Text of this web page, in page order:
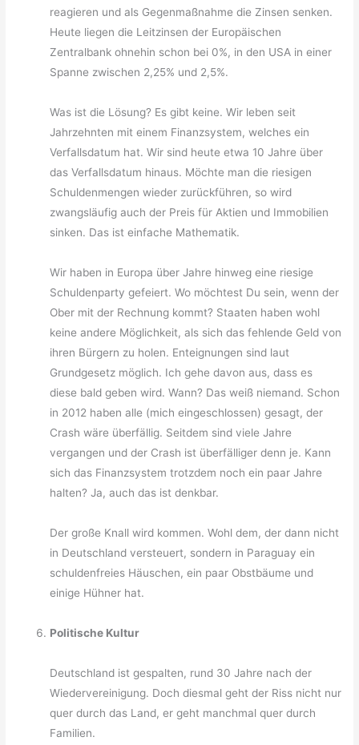
reagieren und als Gegenmaßnahme die Zinsen senken.
Heute liegen die Leitzinsen der Europäischen
Zentralbank ohnehin schon bei 0%, in den USA in einer
Spanne zwischen 2,25% und 2,5%.
Was ist die Lösung? Es gibt keine. Wir leben seit
Jahrzehnten mit einem Finanzsystem, welches ein
Verfallsdatum hat. Wir sind heute etwa 10 Jahre über
das Verfallsdatum hinaus. Möchte man die riesigen
Schuldenmengen wieder zurückführen, so wird
zwangsläufig auch der Preis für Aktien und Immobilien
sinken. Das ist einfache Mathematik.
Wir haben in Europa über Jahre hinweg eine riesige
Schuldenparty gefeiert. Wo möchtest Du sein, wenn der
Ober mit der Rechnung kommt? Staaten haben wohl
keine andere Möglichkeit, als sich das fehlende Geld von
ihren Bürgern zu holen. Enteignungen sind laut
Grundgesetz möglich. Ich gehe davon aus, dass es
diese bald geben wird. Wann? Das weiß niemand. Schon
in 2012 haben alle (mich eingeschlossen) gesagt, der
Crash wäre überfällig. Seitdem sind viele Jahre
vergangen und der Crash ist überfälliger denn je. Kann
sich das Finanzsystem trotzdem noch ein paar Jahre
halten? Ja, auch das ist denkbar.
Der große Knall wird kommen. Wohl dem, der dann nicht
in Deutschland versteuert, sondern in Paraguay ein
schuldenfreies Häuschen, ein paar Obstbäume und
einige Hühner hat.
Politische Kultur
Deutschland ist gespalten, rund 30 Jahre nach der
Wiedervereinigung. Doch diesmal geht der Riss nicht nur
quer durch das Land, er geht manchmal quer durch
Familien.